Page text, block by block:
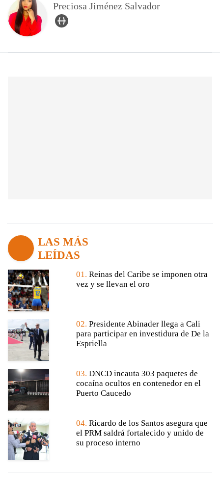
Preciosa Jiménez Salvador
user_url Icon
LAS MÁS
LEÍDAS
01. Reinas del Caribe se imponen otra
vez y se llevan el oro
02. Presidente Abinader llega a Cali
para participar en investidura de De la
Espriella
03. DNCD incauta 303 paquetes de
cocaína ocultos en contenedor en el
Puerto Caucedo
04. Ricardo de los Santos asegura que
el PRM saldrá fortalecido y unido de
su proceso interno